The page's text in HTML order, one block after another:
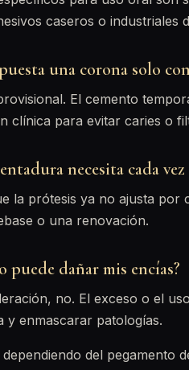
caseros o industriales
una corona solo
El cemento
clínica para evitar caries o
necesita cada vez
la prótesis ya no ajusta por
o una renovación.
puede dañar mis encías?
no. El exceso o el
y enmascarar patologías.
del pegamento